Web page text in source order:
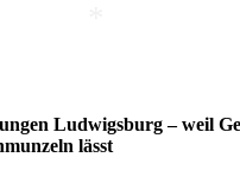
Ludwigsburg – weil
lässt